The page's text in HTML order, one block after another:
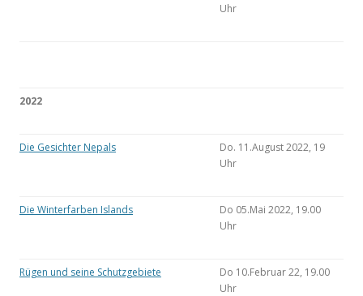
Uhr
2022
Die Gesichter Nepals
Do. 11.August 2022, 19
Uhr
Die Winterfarben Islands
Do 05.Mai 2022, 19.00
Uhr
Rügen und seine Schutzgebiete
Do 10.Februar 22, 19.00
Uhr